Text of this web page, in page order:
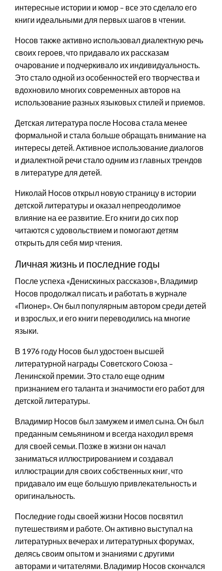
интересные истории и юмор – все это сделало его
книги идеальными для первых шагов в чтении.
Носов также активно использовал диалектную речь
своих героев, что придавало их рассказам
очарование и подчеркивало их индивидуальность.
Это стало одной из особенностей его творчества и
вдохновило многих современных авторов на
использование разных языковых стилей и приемов.
Детская литература после Носова стала менее
формальной и стала больше обращать внимание на
интересы детей. Активное использование диалогов
и диалектной речи стало одним из главных трендов
в литературе для детей.
Николай Носов открыл новую страницу в истории
детской литературы и оказал непреодолимое
влияние на ее развитие. Его книги до сих пор
читаются с удовольствием и помогают детям
открыть для себя мир чтения.
Личная жизнь и последние годы
После успеха «Денискиных рассказов», Владимир
Носов продолжал писать и работать в журнале
«Пионер». Он был популярным автором среди детей
и взрослых, и его книги переводились на многие
языки.
В 1976 году Носов был удостоен высшей
литературной награды Советского Союза –
Ленинской премии. Это стало еще одним
признанием его таланта и значимости его работ для
детской литературы.
Владимир Носов был замужем и имел сына. Он был
преданным семьянином и всегда находил время
для своей семьи. Позже в жизни он начал
заниматься иллюстрированием и создавал
иллюстрации для своих собственных книг, что
придавало им еще большую привлекательность и
оригинальность.
Последние годы своей жизни Носов посвятил
путешествиям и работе. Он активно выступал на
литературных вечерах и литературных форумах,
делясь своим опытом и знаниями с другими
авторами и читателями. Владимир Носов скончался